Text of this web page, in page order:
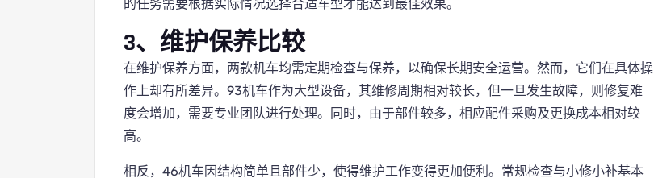
的任务需要根据实际情况选择合适车型才能达到最佳效果。
3、维护保养比较
在维护保养方面，两款机车均需定期检查与保养，以确保长期安全运营。然而，它们在具体操
作上却有所差异。93机车作为大型设备，其维修周期相对较长，但一旦发生故障，则修复难
度会增加，需要专业团队进行处理。同时，由于部件较多，相应配件采购及更换成本相对较
高。
相反，46机车因结构简单且部件少，使得维护工作变得更加便利。常规检查与小修小补基本